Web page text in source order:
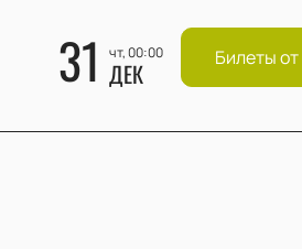
31 чт, 00:00
ДЕК Билеты от